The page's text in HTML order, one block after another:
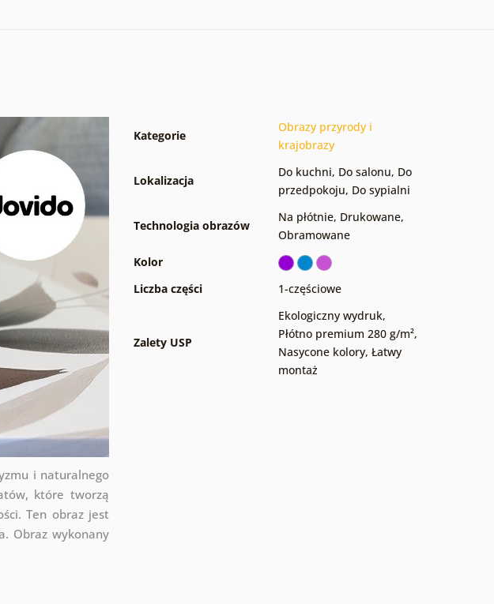
i naturalnego
które tworzą
Ten obraz jest
Obraz wykonany
Kategorie
Obrazy przyrody i
krajobrazy
Lokalizacja
Do kuchni, Do salonu, Do
przedpokoju, Do sypialni
Technologia obrazów
Na płótnie, Drukowane,
Obramowane
Kolor
Liczba części
1-częściowe
Zalety USP
Ekologiczny wydruk,
Płótno premium 280 g/m²,
Nasycone kolory, Łatwy
montaż